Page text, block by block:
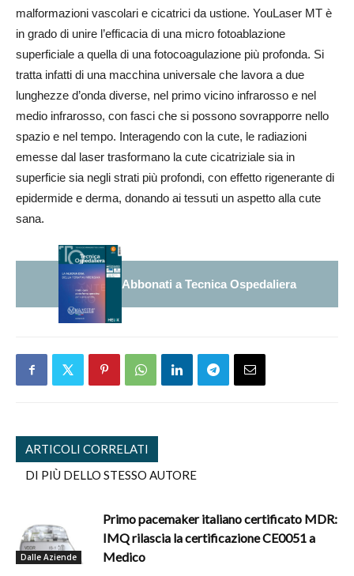
malformazioni vascolari e cicatrici da ustione. YouLaser MT è
in grado di unire l’efficacia di una micro fotoablazione
superficiale a quella di una fotocoagulazione più profonda. Si
tratta infatti di una macchina universale che lavora a due
lunghezze d’onda diverse, nel primo vicino infrarosso e nel
medio infrarosso, con fasci che si possono sovrapporre nello
spazio e nel tempo. Interagendo con la cute, le radiazioni
emesse dal laser trasformano la cute cicatriziale sia in
superficie sia negli strati più profondi, con effetto rigenerante di
epidermide e derma, donando ai tessuti un aspetto alla cute
sana.
Abbonati a Tecnica Ospedaliera
ARTICOLI CORRELATI
DI PIÙ DELLO STESSO AUTORE
Dalle Aziende
Primo pacemaker italiano certificato MDR:
IMQ rilascia la certificazione CE0051 a
Medico